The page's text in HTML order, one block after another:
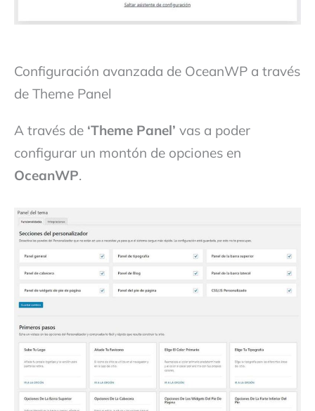
Configuración avanzada de OceanWP a través
de Theme Panel
A través de ‘Theme Panel’ vas a poder
configurar un montón de opciones en
OceanWP.